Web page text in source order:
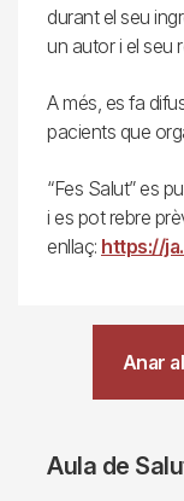
durant el seu
un autor i el seu
A més, es fa
pacients que
“Fes Salut” es
i es pot rebre
enllaç: https://
Anar
Aula de